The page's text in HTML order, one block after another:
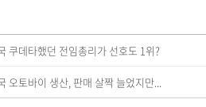
쿠데타했던 전임총리가 선호도 1위?
오토바이 생산, 판매 살짝 늘었지만...